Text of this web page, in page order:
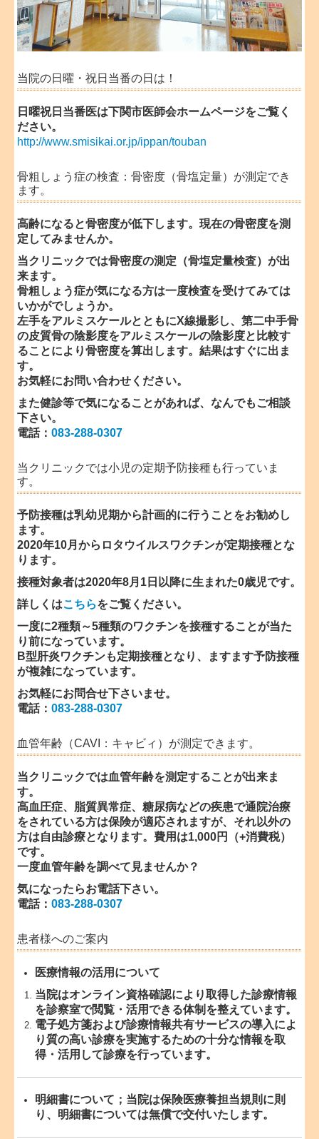
当院の日曜・祝日当番の日は！
日曜祝日当番医は下関市医師会ホームページをご覧く
ださい。
http://www.smisikai.or.jp/ippan/touban
骨粗しょう症の検査：骨密度（骨塩定量）が測定でき
ます。
高齢になると骨密度が低下します。現在の骨密度を測
定してみませんか。
当クリニックでは骨密度の測定（骨塩定量検査）が出
来ます。
骨粗しょう症が気になる方は一度検査を受けてみては
いかがでしょうか。
左手をアルミスケールとともにX線撮影し、第二中手骨
の皮質骨の陰影度をアルミスケールの陰影度と比較す
ることにより骨密度を算出します。結果はすぐに出ま
す。
お気軽にお問い合わせください。
また健診等で気になることがあれば、なんでもご相談
下さい。
電話：083-288-0307
当クリニックでは小児の定期予防接種も行っていま
す。
予防接種は乳幼児期から計画的に行うことをお勧めし
ます。
2020年10月からロタウイルスワクチンが定期接種とな
ります。
接種対象者は2020年8月1日以降に生まれた0歳児です。
詳しくはこちらをご覧ください。
一度に2種類～5種類のワクチンを接種することが当た
り前になっています。
B型肝炎ワクチンも定期接種となり、ますます予防接種
が複雑になっています。
お気軽にお問合せ下さいませ。
電話：083-288-0307
血管年齢（CAVI：キャビィ）が測定できます。
当クリニックでは血管年齢を測定することが出来ま
す。
高血圧症、脂質異常症、糖尿病などの疾患で通院治療
をされている方は保険が適応されますが、それ以外の
方は自由診療となります。費用は1,000円（+消費税）
です。
一度血管年齢を調べて見ませんか？
気になったらお電話下さい。
電話：083-288-0307
患者様へのご案内
医療情報の活用について
当院はオンライン資格確認により取得した診療情報
を診察室で閲覧・活用できる体制を整えています。
電子処方箋および診療情報共有サービスの導入によ
り質の高い診療を実施するための十分な情報を取
得・活用して診療を行っています。
明細書について；当院は保険医療養担当規則に則
り、明細書については無償で交付いたします。